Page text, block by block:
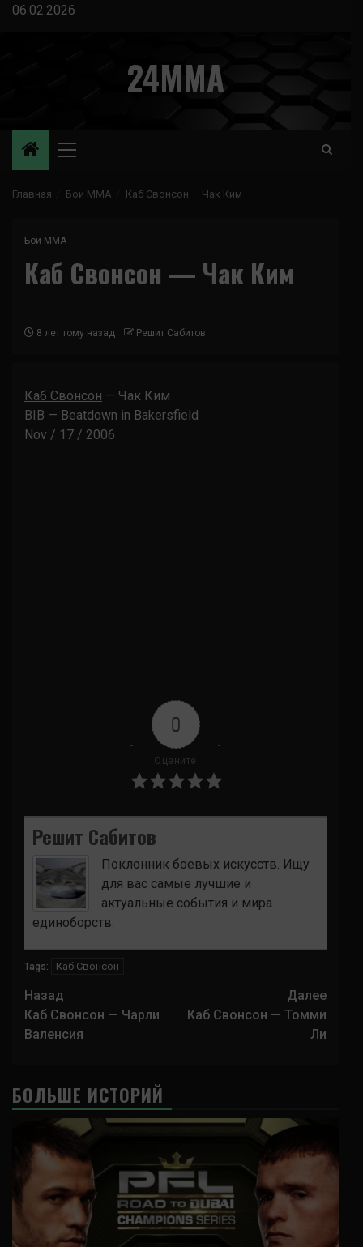
Перейти
06.02.2026
24MMA
Основное
Главная Бои ММА Каб Свонсон — Чак Ким
Бои ММА
Каб Свонсон — Чак Ким
8 лет тому назад Решит Сабитов
Каб Свонсон — Чак Ким
BIB — Beatdown in Bakersfield
Nov / 17 / 2006
0
Оцените
Решит Сабитов
Поклонник боевых искусств. Ищу
для вас самые лучшие и
актуальные события и мира
единоборств.
Tags: Каб Свонсон
Навигация
записи
Назад
Каб Свонсон — Чарли
Валенсия
Далее
Каб Свонсон — Томми
Ли
БОЛЬШЕ ИСТОРИЙ